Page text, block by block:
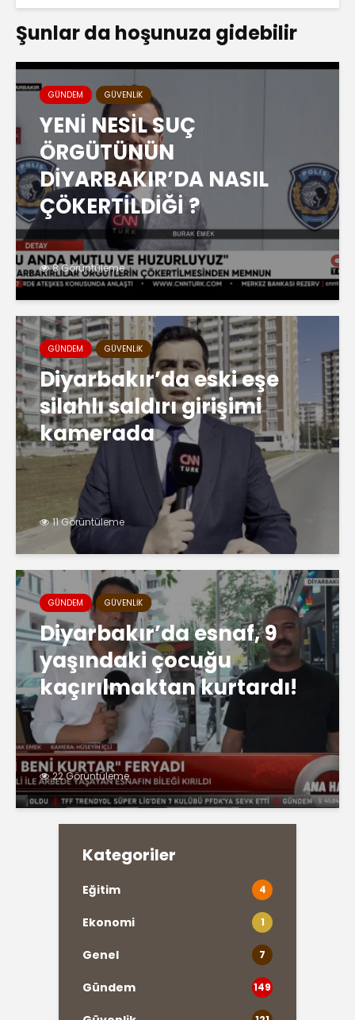
Şunlar da hoşunuza gidebilir
GÜNDEM GÜVENLIK
YENİ NESİL SUÇ
ÖRGÜTÜNÜN
DİYARBAKIR’DA NASIL
ÇÖKERTİLDİĞİ ?
8 Görüntüleme
GÜNDEM GÜVENLIK
Diyarbakır’da eski eşe
silahlı saldırı girişimi
kamerada
11 Görüntüleme
GÜNDEM GÜVENLIK
Diyarbakır’da esnaf, 9
yaşındaki çocuğu
kaçırılmaktan kurtardı!
22 Görüntüleme
Kategoriler
Eğitim 4
Ekonomi 1
Genel 7
Gündem 149